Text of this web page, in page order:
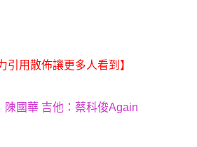
引用散佈讓更多人看到】
陳國華 吉他：蔡科俊Again